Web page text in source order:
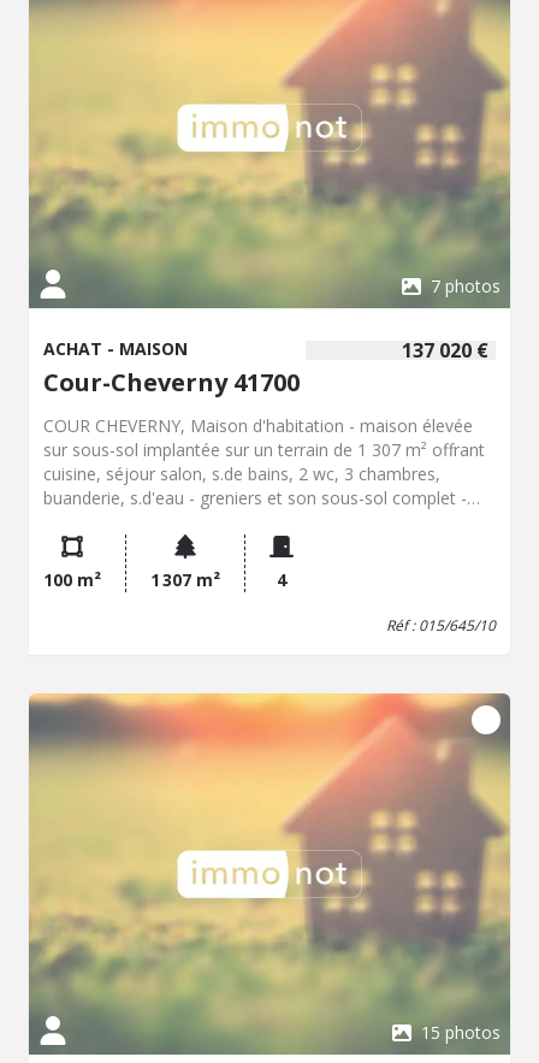
7 photos
137 020 €
ACHAT - MAISON
Cour-Cheverny 41700
COUR CHEVERNY, Maison d'habitation - maison élevée
sur sous-sol implantée sur un terrain de 1 307 m² offrant
cuisine, séjour salon, s.de bains, 2 wc, 3 chambres,
buanderie, s.d'eau - greniers et son sous-sol complet -
B - Montant estimé des dépenses annuelles d'énergie
pour un usage standard : 2370 à 3250 € (base 2023) - Prix
Hon. Négo Inclus : 137 020 € dont 5,40% Hon. Négo TTC
charge acq. Prix Hors Hon. Négo :130 000 € - Réf :
100 m² 1 307 m² 4
Réf : 015/645/10
15 photos